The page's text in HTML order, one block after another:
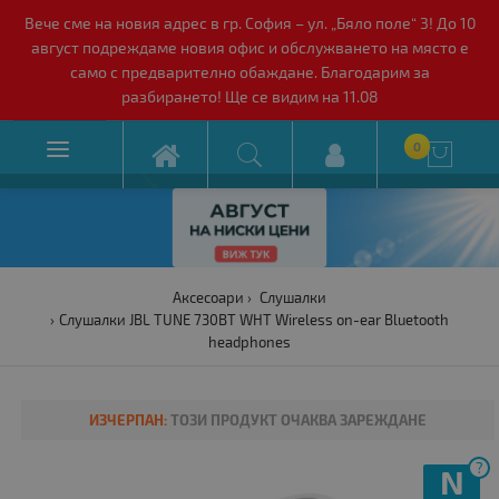
Вече сме на новия адрес в гр. София – ул. „Бяло поле“ 3! До 10
август подреждаме новия офис и обслужването на място е
само с предварително обаждане. Благодарим за
разбирането! Ще се видим на 11.08
 0 
Аксесоари
Слушалки
Слушалки JBL TUNE 730BT WHT Wireless on-ear Bluetooth
headphones
ИЗЧЕРПАН:ТОЗИ ПРОДУКТ ОЧАКВА ЗАРЕЖДАНЕ
?
N